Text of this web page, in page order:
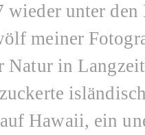
wieder unter
meiner
in
Hawaii, ein